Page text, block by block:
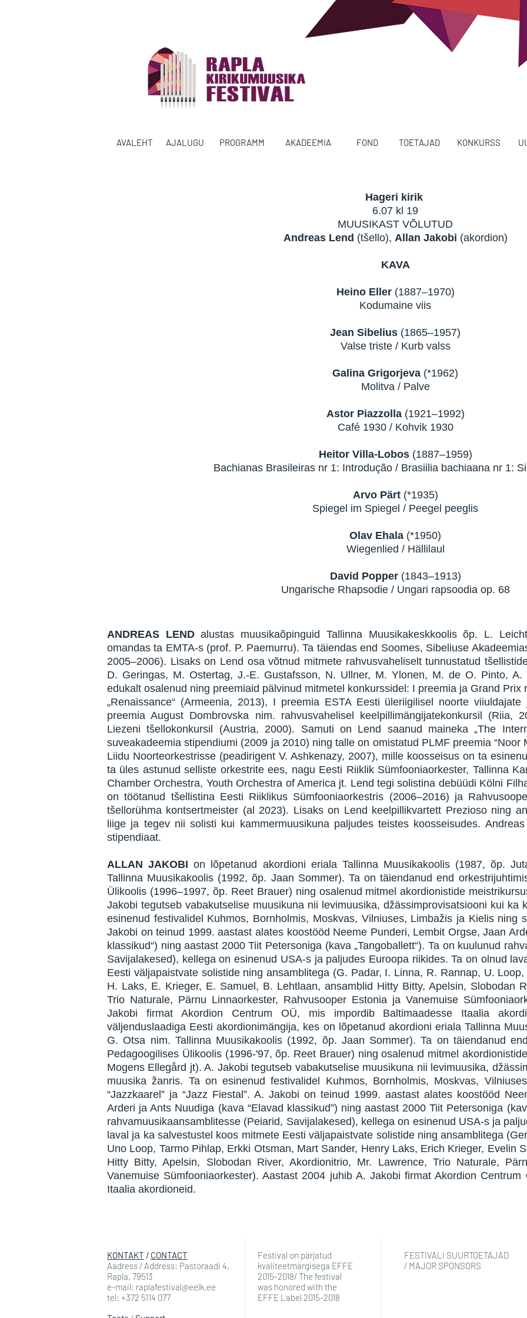
AVALEHT AJALUGU PROGRAMM AKADEEMIA FOND TOETAJAD KONKURSS
Hageri kirik
6.07 kl 19
MUUSIKAST VÕLUTUD
Andreas Lend (tšello), Allan Jakobi (akordion)
KAVA
Heino Eller(1887–1970)
Kodumaine viis
Jean Sibelius (1865–1957)
Valse triste / Kurb valss
Galina Grigorjeva (*1962)
Molitva / Palve
Astor Piazzolla(1921–1992)
Café 1930 / Kohvik 1930
Heitor Villa-Lobos(1887–1959)
Bachianas Brasileiras nr 1: Introdução / Brasiilia bachiaana nr 1:
Arvo Pärt(*1935)
Spiegel im Spiegel / Peegel peeglis
Olav Ehala (*1950)
Wiegenlied / Hällilaul
David Popper(1843–1913)
Ungarische Rhapsodie / Ungari rapsoodia op. 68
ANDREAS LENDalustas muusikaõpinguid Tallinna Muusikakeskkoolis õp. L.
omandas ta EMTA-s (prof. P. Paemurru). Ta täiendas end Soomes, Sibeliuse
2005–2006). Lisaks on Lend osa võtnud mitmete rahvusvaheliselt tunnustatud
D. Geringas, M. Ostertag, J.-E. Gustafsson, N. Ullner, M. Ylonen, M. de O. Pinto,
edukalt osalenud ning preemiaid pälvinud mitmetel konkurssidel: I preemia ja Grand Prix
„Renaissance“ (Armeenia, 2013), I preemia ESTA Eesti üleriigilisel noorte
preemia August Dombrovska nim. rahvusvahelisel keelpillimängijatekonkursil (Riia,
Liezeni tšellokonkursil (Austria, 2000). Samuti on Lend saanud maineka „The
suveakadeemia stipendiumi (2009 ja 2010) ning talle on omistatud PLMF preemia “Noor
Liidu Noorteorkestrisse (peadirigent V. Ashkenazy, 2007), mille koosseisus on ta
ta üles astunud selliste orkestrite ees, nagu Eesti Riiklik Sümfooniaorkester, Tallinna
Chamber Orchestra, Youth Orchestra of America jt. Lend tegi solistina debüüdi Kölni
on töötanud tšellistina Eesti Riiklikus Sümfooniaorkestris (2006–2016) ja
tšellorühma kontsertmeister (al 2023). Lisaks on Lend keelpillikvartett Prezioso ning
liige ja tegev nii solisti kui kammermuusikuna paljudes teistes koosseisudes.
stipendiaat.
ALLAN JAKOBI on lõpetanud akordioni eriala Tallinna Muusikakoolis (1987, õp.
Tallinna Muusikakoolis (1992, õp. Jaan Sommer). Ta on täiendanud end
Ülikoolis (1996–1997, õp. Reet Brauer) ning osalenud mitmel akordionistide
Jakobi tegutseb vabakutselise muusikuna nii levimuusika, džässimprovisatsiooni kui ka
esinenud festivalidel Kuhmos, Bornholmis, Moskvas, Vilniuses, Limbažis ja Kielis ning
Jakobi on teinud 1999. aastast alates koostööd Neeme Punderi, Lembit Orgse, Jaan
klassikud“) ning aastast 2000 Tiit Petersoniga (kava „Tangoballett“). Ta on kuulunud
Savijalakesed), kellega on esinenud USA-s ja paljudes Euroopa riikides. Ta on olnud
Eesti väljapaistvate solistide ning ansamblitega (G. Padar, I. Linna, R. Rannap, U.
H. Laks, E. Krieger, E. Samuel, B. Lehtlaan, ansamblid Hitty Bitty, Apelsin, Slobodan
Trio Naturale, Pärnu Linnaorkester, Rahvusooper Estonia ja Vanemuise
Jakobi firmat Akordion Centrum OÜ, mis impordib Baltimaadesse Itaalia
väljenduslaadiga Eesti akordionimängija, kes on lõpetanud akordioni eriala Tallinna
G. Otsa nim. Tallinna Muusikakoolis (1992, õp. Jaan Sommer). Ta on täiendanud
Pedagoogilises Ülikoolis (1996-'97, õp. Reet Brauer) ning osalenud mitmel
Mogens Ellegård jt). A. Jakobi tegutseb vabakutselise muusikuna nii levimuusika,
muusika žanris. Ta on esinenud festivalidel Kuhmos, Bornholmis, Moskvas,
“Jazzkaarel” ja “Jazz Fiestal”. A. Jakobi on teinud 1999. aastast alates koostööd
Arderi ja Ants Nuudiga (kava “Elavad klassikud”) ning aastast 2000 Tiit Petersoniga
rahvamuusikaansamblitesse (Peiarid, Savijalakesed), kellega on esinenud USA-s ja
laval ja ka salvestustel koos mitmete Eesti väljapaistvate solistide ning ansamblitega
Uno Loop, Tarmo Pihlap, Erkki Otsman, Mart Sander, Henry Laks, Erich Krieger, Evelin
Hitty Bitty, Apelsin, Slobodan River, Akordionitrio, Mr. Lawrence, Trio Naturale,
Vanemuise Sümfooniaorkester). Aastast 2004 juhib A. Jakobi firmat Akordion
Itaalia akordioneid.
KONTAKT / CONTACT
Aadress / Address: Pastoraadi 4,
Rapla, 79513
e-mail: raplafestival@eelk.ee
tel: +372 5114 077
Festival on pärjatud
kvaliteetmärgisega EFFE
2015-2018/ The festival
was honored with the
EFFE Label 2015-2018
FESTIVALI SUURTOETAJAD
/ MAJOR SPONSORS